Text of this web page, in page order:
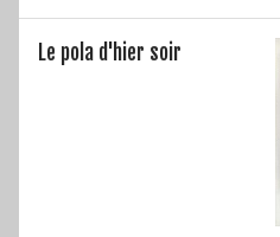
Le pola d'hier soir